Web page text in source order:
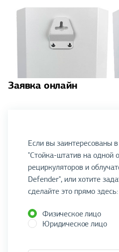
Заявка онлайн
Если вы заинтересованы
"Стойка-штатив на одной
рециркуляторов и
Defender", или хотите
сделайте это прямо здесь:
Физическое лицо
Юридическое лицо